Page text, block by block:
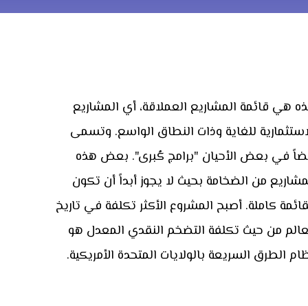
هي قائمة المشاريع العملاقة، أي المشاريع
للغاية وذات النطاق الواسع. وتسمى
في بعض الأحيان "برامج كُبرى". بعض هذه
من الضخامة بحيث لا يجوز أبداً أن تكون
كاملة. أصبح المشروع الأكثر تكلفة في تاريخ
من حيث تكلفة التضخم النقدي المعدل هو
الطرق السريعة بالولايات المتحدة الأمريكية.